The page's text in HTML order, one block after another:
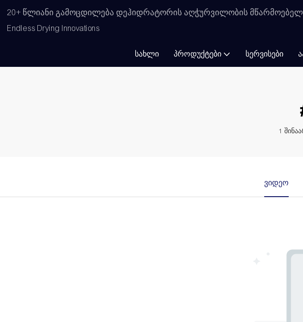
20+ წლიანი გამოცდილება დეჰიდრატორის აღჭურვილობის
Endless Drying Innovations
ᲡᲐᲮᲚᲘ ᲞᲠᲝᲓᲣᲥᲢᲔᲑᲘ ᲡᲔᲠᲕᲘᲡᲔᲑᲘ
1
Ვიდეო